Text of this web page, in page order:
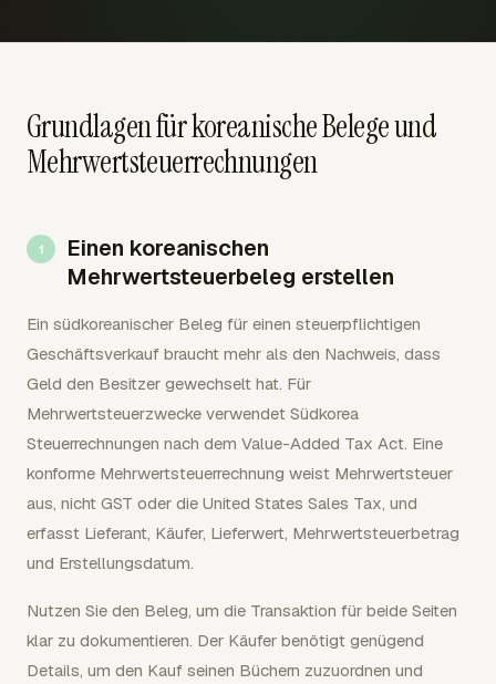
Grundlagen für koreanische Belege und
Mehrwertsteuerrechnungen
Einen koreanischen
Mehrwertsteuerbeleg erstellen
Ein südkoreanischer Beleg für einen steuerpflichtigen
Geschäftsverkauf braucht mehr als den Nachweis, dass
Geld den Besitzer gewechselt hat. Für
Mehrwertsteuerzwecke verwendet Südkorea
Steuerrechnungen nach dem Value-Added Tax Act. Eine
konforme Mehrwertsteuerrechnung weist Mehrwertsteuer
aus, nicht GST oder die United States Sales Tax, und
erfasst Lieferant, Käufer, Lieferwert, Mehrwertsteuerbetrag
und Erstellungsdatum.
Nutzen Sie den Beleg, um die Transaktion für beide Seiten
klar zu dokumentieren. Der Käufer benötigt genügend
Details, um den Kauf seinen Büchern zuzuordnen und